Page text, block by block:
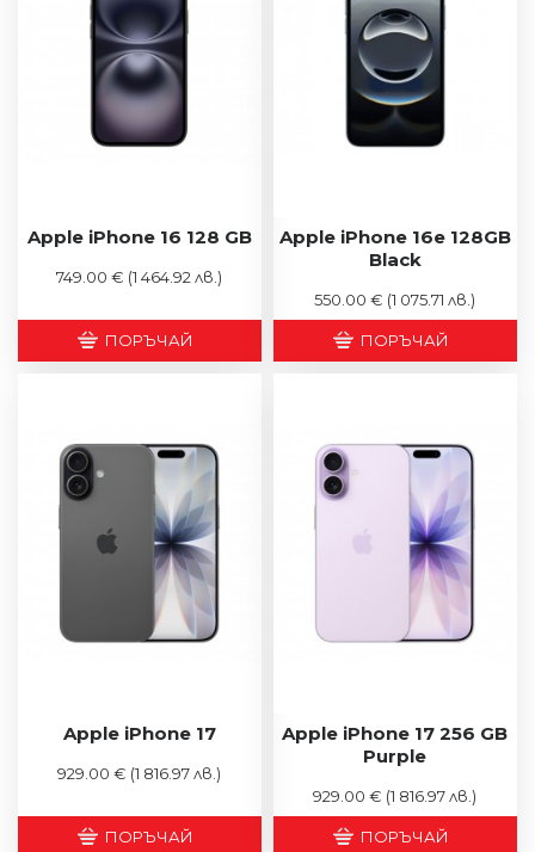
Apple iPhone 16 128 GB
749.00 € (1 464.92 лв.)
ПОРЪЧАЙ
Apple iPhone 16e 128GB
Black
550.00 € (1 075.71 лв.)
ПОРЪЧАЙ
Apple iPhone 17
929.00 € (1 816.97 лв.)
ПОРЪЧАЙ
Apple iPhone 17 256 GB
Purple
929.00 € (1 816.97 лв.)
ПОРЪЧАЙ